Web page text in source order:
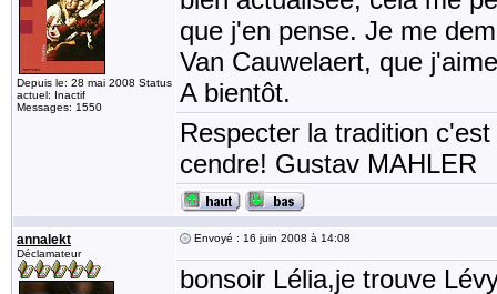
Depuis le: 28 mai 2008 Status
actuel: Inactif
Messages: 1550
que j'en pense. Je me
Van Cauwelaert, que
A bientôt.
Respecter la tradition
cendre! Gustav MAHLER
annalekt
Déclamateur
Envoyé : 16 juin 2008 à 14:08
bonsoir Lélia,je trouve